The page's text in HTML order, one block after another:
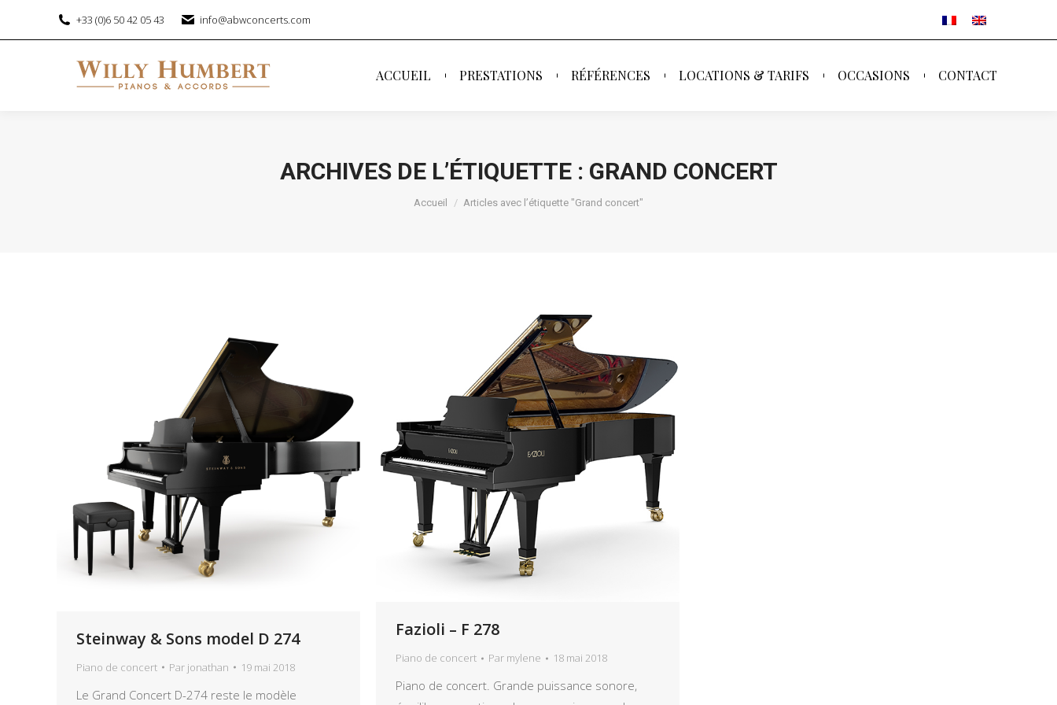
+33 (0)6 50 42 05 43 info@abwconcerts.com
ACCUEIL PRESTATIONS RÉFÉRENCES LOCATIONS & TARIFS OCCASIONS CONTACT
ARCHIVES DE L’ÉTIQUETTE : GRAND CONCERT
Vous êtes ici :
Accueil Articles avec l’étiquette "Grand concert"
Steinway & Sons model D 274
Piano de concert Par jonathan 19 mai 2018
Le Grand Concert D-274 reste le modèle
Fazioli – F 278
Piano de concert Par mylene 18 mai 2018
Piano de concert. Grande puissance sonore,
CONTACT